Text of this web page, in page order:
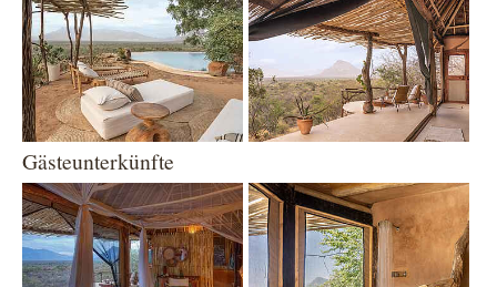
Gästeunterkünfte
Show larger version Show larger version